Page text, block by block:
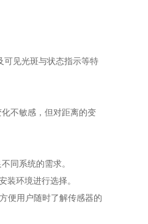
可见光斑与状态指示等特
不敏感，但对距离的变
同系统的需求。
装环境进行选择。
便用户随时了解传感器的